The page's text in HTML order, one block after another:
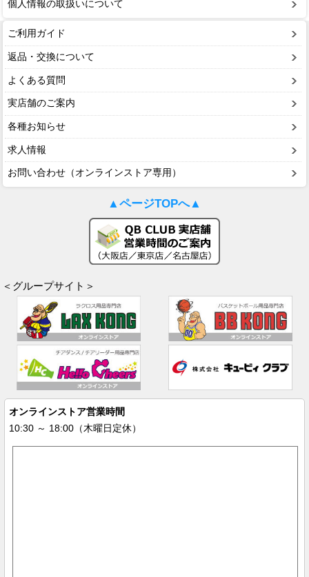
個人情報の取扱いについて
ご利用ガイド
返品・交換について
よくある質問
実店舗のご案内
各種お知らせ
求人情報
お問い合わせ（オンラインストア専用）
▲ページTOPへ▲
＜グループサイト＞
オンラインストア営業時間
10:30 ～ 18:00（木曜日定休）